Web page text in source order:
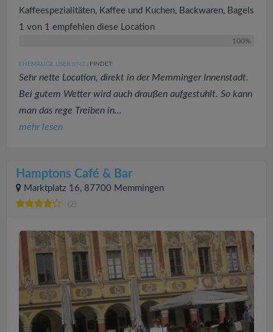
Kaffeespezialitäten, Kaffee und Kuchen, Backwaren, Bagels
1 von 1 empfehlen diese Location
100%
EHEMALIGE USER (3742 ) FINDET:
Sehr nette Location, direkt in der Memminger Innenstadt.
Bei gutem Wetter wird auch draußen aufgestuhlt. So kann
man das rege Treiben in...
mehr lesen
Hamptons Café & Bar
Marktplatz 16, 87700 Memmingen
(2)